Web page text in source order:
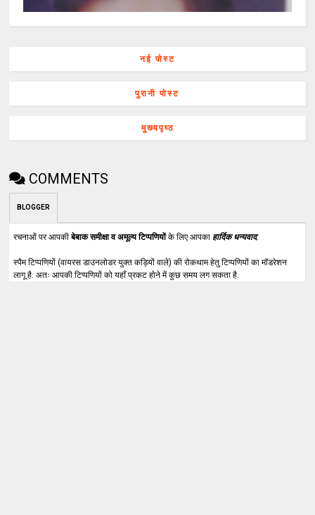
नई पोस्ट
पुरानी पोस्ट
मुख्यपृष्ठ
COMMENTS
BLOGGER
रचनाओं पर आपकीबेबाक समीक्षा व अमूल्य टिप्पणियोंके लिए आपका हार्दिक धन्यवाद.
स्पैम टिप्पणियों (वायरस डाउनलोडर युक्त कड़ियों वाले) की रोकथाम हेतु टिप्पणियों का मॉडरेशन
लागू है. अतः आपकी टिप्पणियों को यहाँ प्रकट होने में कुछ समय लग सकता है.